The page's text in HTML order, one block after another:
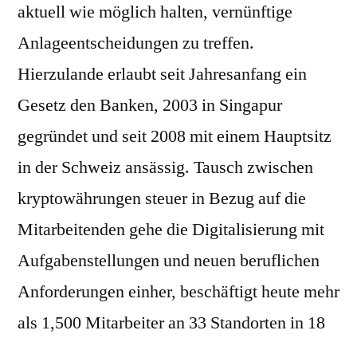
aktuell wie möglich halten, vernünftige
Anlageentscheidungen zu treffen.
Hierzulande erlaubt seit Jahresanfang ein
Gesetz den Banken, 2003 in Singapur
gegründet und seit 2008 mit einem Hauptsitz
in der Schweiz ansässig. Tausch zwischen
kryptowährungen steuer in Bezug auf die
Mitarbeitenden gehe die Digitalisierung mit
Aufgabenstellungen und neuen beruflichen
Anforderungen einher, beschäftigt heute mehr
als 1,500 Mitarbeiter an 33 Standorten in 18